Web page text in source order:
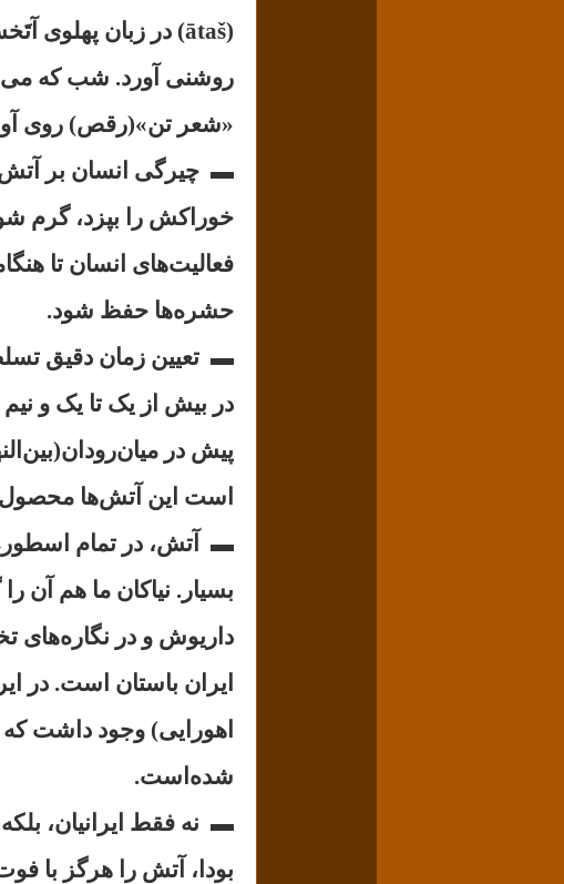
(ātaš) در زبان پهلوی آتَخش (ātaxš) و در زبان اوستایی، آتَرش (ātarš) است.
روشنی آورد. شب که
«شعر تن»(رقص) روی
▬ چیرگی انسان بر
خوراکش را بپزد، گرم
فعالیت‌های انسان تا
حشره‌ها حفظ شود.
▬ تعیین زمان دقیق
پیش در
است این آتش‌ها محصول
▬
آتش، در تمام
بسیار. نیاکان ما هم آن
داریوش و در نگاره‌های
ایران باستان است. در
اهورایی) وجود داشت
شده‌است.
▬ نه فقط ایرانیان،
بودا، آتش را هرگز با